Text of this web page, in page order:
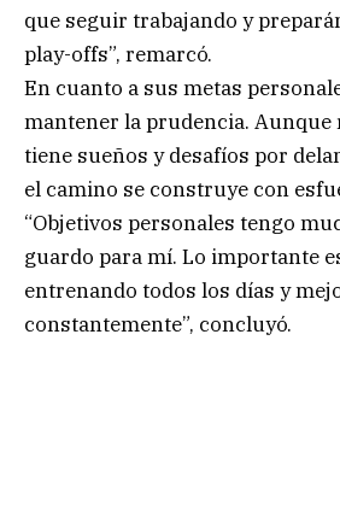
que seguir trabajando y
play-offs”, remarcó.
En cuanto a sus metas
mantener la prudencia. Aunque
tiene sueños y desafíos por
el camino se construye con
“Objetivos personales tengo
guardo para mí. Lo importante
entrenando todos los días y
constantemente”, concluyó.